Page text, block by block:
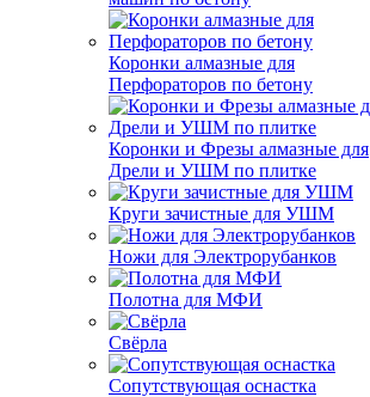
Коронки алмазные для
Перфораторов по бетону
Коронки и Фрезы алмазные для
Дрели и УШМ по плитке
Круги зачистные для УШМ
Ножи для Электрорубанков
Полотна для МФИ
Свёрла
Сопутствующая оснастка